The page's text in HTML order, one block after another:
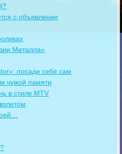
с объявления
Металла»
посади себя сам
чужой памяти
в стиле MTV